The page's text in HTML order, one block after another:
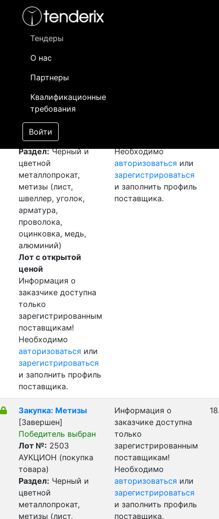
Тендеры
О нас
Партнеры
Квалификационные
требования
Войти
- активный лот
- сохраненный лот (не опубликован)
Закупка: Лист и
Уголок[Завершен]
Лот №:
АУКЦИОН (покупка
товара)
Раздел:Черный и
цветной
металлопрокат,
метизы (лист,
швеллер, уголок,
арматура,
проволока,
оцинковка, медь,
алюминий)
Лот с открытой
ценой
Информация о
заказчике доступна
только
зарегистрированным
поставщикам!
Необходимо
авторизоваться или
зарегистрироваться
и заполнить профиль
поставщика.
Необходимо
авторизоваться или
зарегистрироваться
и заполнить профиль
поставщика.
Закупка: Метизы
[Завершен]
Победитель выбран
Лот №: 2503
АУКЦИОН (покупка
товара)
Раздел: Черный и
цветной
металлопрокат,
метизы (лист,
Информация о
заказчике доступна
только
зарегистрированным
поставщикам!
Необходимо
авторизоваться или
зарегистрироваться
и заполнить профиль
поставщика.